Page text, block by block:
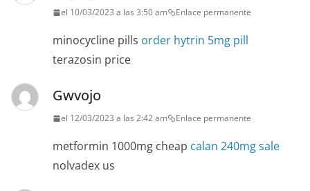
el 10/03/2023 a las 3:50 am Enlace permanente
minocycline pills order hytrin 5mg pill
terazosin price
Gwvojo
el 12/03/2023 a las 2:42 am Enlace permanente
metformin 1000mg cheap calan 240mg sale
nolvadex us